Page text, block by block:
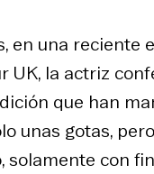
en una reciente
UK, la actriz
que han
unas gotas,
con